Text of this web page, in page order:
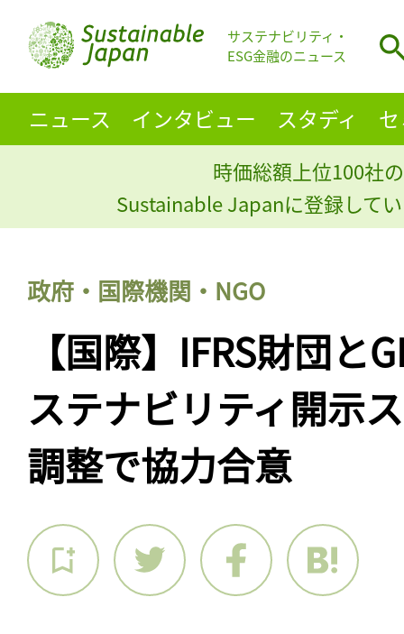
サステナビリティ・
ESG金融のニュース
ニュース インタビュー スタディ
時価総額上位100社
Sustainable Japanに登録して
政府・国際機関・NGO
【国際】IFRS財団と
ステナビリティ開示
調整で協力合意